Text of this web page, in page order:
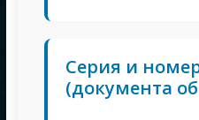
Серия и
(документа